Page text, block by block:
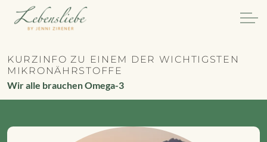
KURZINFO ZU EINEM DER WICHTIGSTEN
MIKRONÄHRSTOFFE
Wir alle brauchen Omega-3